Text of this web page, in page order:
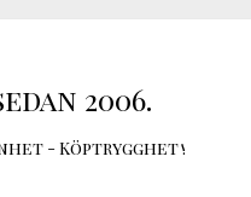
2006.
- Köptrygghet !